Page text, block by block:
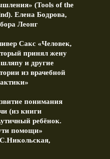
(Tools of the
Елена Бодрова,
Леонг
Сакс «Человек,
принял жену
шляпу и другие
из врачебной
понимания
(из книги
ребёнок.
помощи»